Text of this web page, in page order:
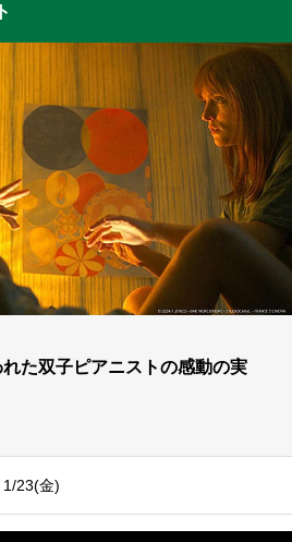
た双子ピアニストの感動の実
23(金)